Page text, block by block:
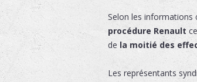
Selon les informations
procédure Renault
de la moitié des
Les représentants